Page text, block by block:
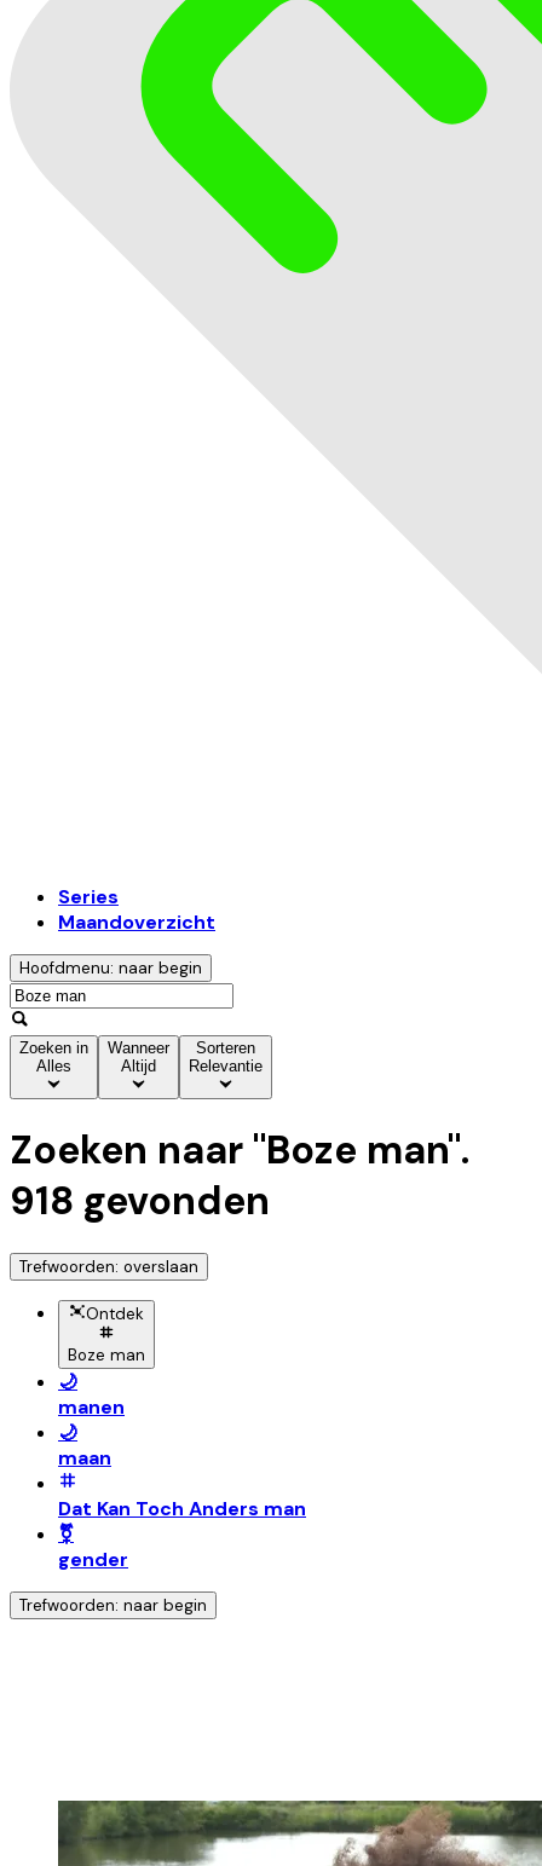
Series
Maandoverzicht
Hoofdmenu: naar begin
Zoeken in
Alles
Wanneer
Altijd
Sorteren
Relevantie
Zoeken naar "Boze man".
918 gevonden
Trefwoorden: overslaan
Ontdek
Boze man
🌙
manen
🌙
maan
Dat Kan Toch Anders man
⚧️
gender
Trefwoorden: naar begin